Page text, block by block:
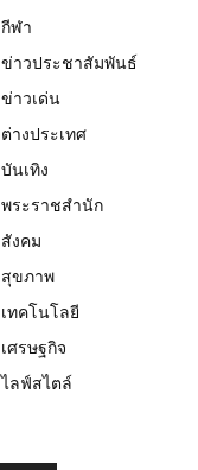
กีฬา
ข่าวประชาสัมพันธ์
ข่าวเด่น
ต่างประเทศ
บันเทิง
พระราชสำนัก
สังคม
สุขภาพ
เทคโนโลยี
เศรษฐกิจ
ไลฟ์สไตล์